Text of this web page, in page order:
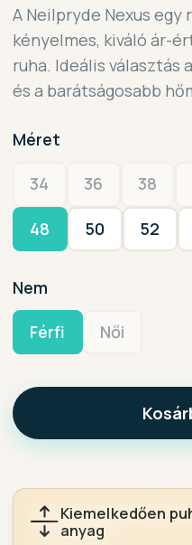
A Neilpryde Nexus egy
kényelmes, kiváló ár-
ruha. Ideális választás
és a barátságosabb
Méret
34 36 38
48 50 52
Nem
Férfi Női
Kiemelkedően
anyag